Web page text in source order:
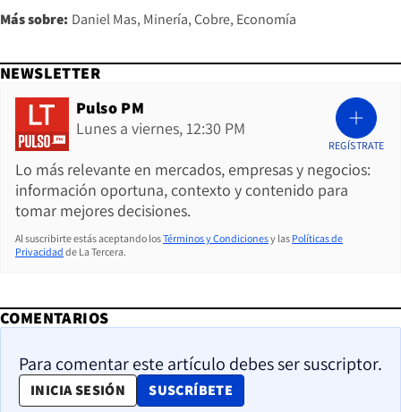
Más sobre: Daniel Mas Minería Cobre Economía
NEWSLETTER
Pulso PM
Lunes a viernes, 12:30 PM
Lo más relevante en mercados, empresas y negocios:
información oportuna, contexto y contenido para
tomar mejores decisiones.
REGÍSTRATE
Al suscribirte estás aceptando losTérminos y Condicionesy las Políticas de
Privacidad de La Tercera.
COMENTARIOS
Para comentar este artículo debes ser suscriptor.
INICIA SESIÓN SUSCRÍBETE
OPENS IN NEW WINDOW